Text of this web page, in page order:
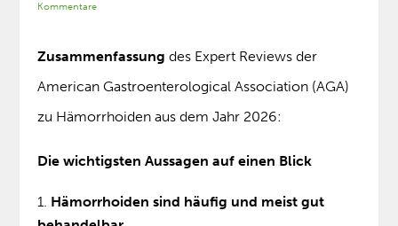
Kommentare
Zusammenfassung des Expert Reviews der
American Gastroenterological Association (AGA)
zu Hämorrhoiden aus dem Jahr 2026:
Die wichtigsten Aussagen auf einen Blick
Hämorrhoiden sind häufig und meist gut